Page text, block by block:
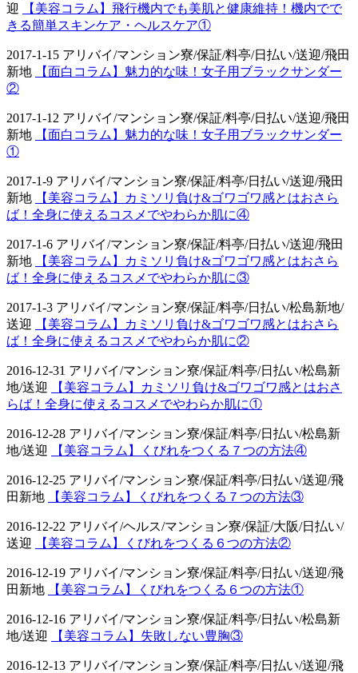
迎
【美容コラム】飛行機内でも美肌と健康維持！機内でで
きる簡単スキンケア・ヘルスケア①
2017-1-15 アリバイ/マンション寮/保証/料亭/日払い/送迎/飛田
新地
【面白コラム】魅力的な味！女子用ブラックサンダー
②
2017-1-12 アリバイ/マンション寮/保証/料亭/日払い/送迎/飛田
新地
【面白コラム】魅力的な味！女子用ブラックサンダー
①
2017-1-9 アリバイ/マンション寮/保証/料亭/日払い/送迎/飛田
新地
【美容コラム】カミソリ負け&ゴワゴワ感とはおさら
ば！全身に使えるコスメでやわらか肌に④
2017-1-6 アリバイ/マンション寮/保証/料亭/日払い/送迎/飛田
新地
【美容コラム】カミソリ負け&ゴワゴワ感とはおさら
ば！全身に使えるコスメでやわらか肌に③
2017-1-3 アリバイ/マンション寮/保証/料亭/日払い/松島新地/
送迎
【美容コラム】カミソリ負け&ゴワゴワ感とはおさら
ば！全身に使えるコスメでやわらか肌に②
2016-12-31 アリバイ/マンション寮/保証/料亭/日払い/松島新
地/送迎
【美容コラム】カミソリ負け&ゴワゴワ感とはおさ
らば！全身に使えるコスメでやわらか肌に①
2016-12-28 アリバイ/マンション寮/保証/料亭/日払い/松島新
地/送迎
【美容コラム】くびれをつくる７つの方法④
2016-12-25 アリバイ/マンション寮/保証/料亭/日払い/送迎/飛
田新地
【美容コラム】くびれをつくる７つの方法③
2016-12-22 アリバイ/ヘルス/マンション寮/保証/大阪/日払い/
送迎
【美容コラム】くびれをつくる６つの方法②
2016-12-19 アリバイ/マンション寮/保証/料亭/日払い/送迎/飛
田新地
【美容コラム】くびれをつくる６つの方法①
2016-12-16 アリバイ/マンション寮/保証/料亭/日払い/松島新
地/送迎
【美容コラム】失敗しない豊胸③
2016-12-13 アリバイ/マンション寮/保証/料亭/日払い/送迎/飛